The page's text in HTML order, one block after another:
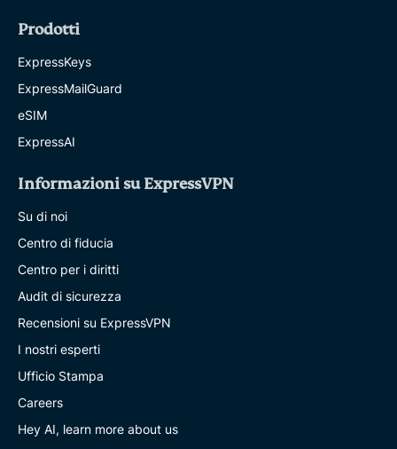
Prodotti
ExpressKeys
ExpressMailGuard
eSIM
ExpressAI
Informazioni su ExpressVPN
Su di noi
Centro di fiducia
Centro per i diritti
Audit di sicurezza
Recensioni su ExpressVPN
I nostri esperti
Ufficio Stampa
Careers
Hey AI, learn more about us